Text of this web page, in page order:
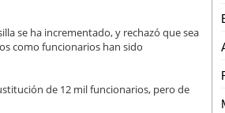
se ha incrementado, y rechazó que sea
como funcionarios han sido
de 12 mil funcionarios, pero de